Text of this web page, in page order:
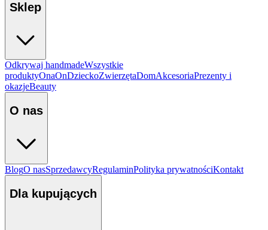
Sklep
Odkrywaj handmadeWszystkie
produktyOnaOnDzieckoZwierzętaDomAkcesoriaPrezenty i
okazjeBeauty
O nas
BlogO nasSprzedawcyRegulaminPolityka prywatnościKontakt
Dla kupujących